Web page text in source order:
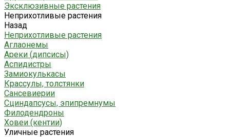
Эксклюзивные растения
Неприхотливые растения
Назад
Неприхотливые растения
Аглаонемы
Ареки (дипсисы)
Аспидистры
Замиокулькасы
Крассулы, толстянки
Сансевиерии
Сциндапсусы, эпипремнумы
Филодендроны
Ховеи (кентии)
Уличные растения